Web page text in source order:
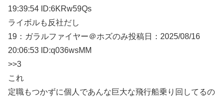
19:39:54 ID:6KRw59Qs
ライボルも反社だし
19： ガラルファイヤー＠ホズのみ投稿日：2025/08/16
20:06:53 ID:q036wsMM
>>3
これ
定職もつかずに個人であんな巨大な飛行船乗り回してるの